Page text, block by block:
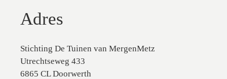
Adres
Stichting De Tuinen van MergenMetz
Utrechtseweg 433
6865 CL Doorwerth